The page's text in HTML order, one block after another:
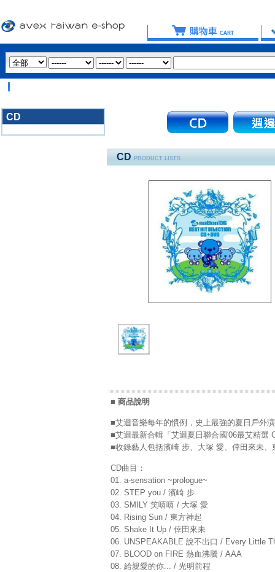
CD
CD PRODUCT LISTS
■ 商品說明
■艾迴音樂每年的慣例，史上最強的夏日戶外
■艾迴最新合輯「艾迴夏日聯合國'06最艾精選
■收錄藝人包括濱崎 步、大塚 愛、倖田來未
CD曲目：
01. a-sensation ~prologue~
02. STEP you / 濱崎 步
03. SMILY 笑嘻嘻 / 大塚 愛
04. Rising Sun / 東方神起
05. Shake It Up / 倖田來未
06. UNSPEAKABLE 說不出口 / Every Little
07. BLOOD on FIRE 熱血沸騰 / AAA
08. 給親愛的你... / 光明前程